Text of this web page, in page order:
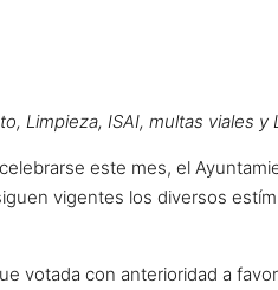
Limpieza, ISAI, multas viales
este mes, el
vigentes los diversos
votada con anterioridad a